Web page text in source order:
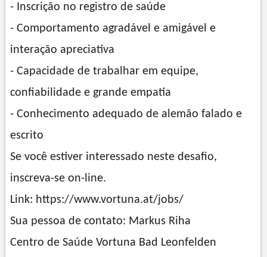
- Inscrição no registro de saúde
- Comportamento agradável e amigável e
interação apreciativa
- Capacidade de trabalhar em equipe,
confiabilidade e grande empatia
- Conhecimento adequado de alemão falado e
escrito
Se você estiver interessado neste desafio,
inscreva-se on-line.
Link: https://www.vortuna.at/jobs/
Sua pessoa de contato: Markus Riha
Centro de Saúde Vortuna Bad Leonfelden